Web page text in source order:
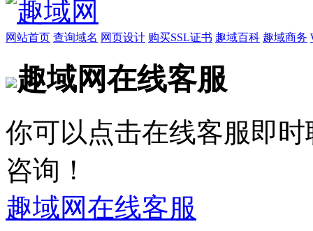
网站首页 查询域名 网页设计 购买SSL证书 趣域百科 趣域商务
趣域网在线客服
你可以点击在线客服即
咨询！
趣域网在线客服